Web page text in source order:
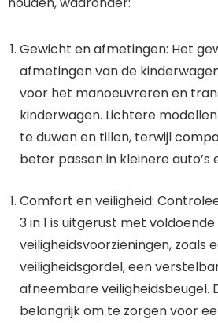
Gewicht en afmetingen: Het
afmetingen van de
voor het manoeuvreren en
kinderwagen. Lichtere
te duwen en tillen, terwijl
beter passen in kleinere auto’s
Comfort en veiligheid:
3 in 1 is uitgerust met voldoende
veiligheidsvoorzieningen, zoals
veiligheidsgordel, een
afneembare veiligheidsbeugel.
belangrijk om te zorgen voor